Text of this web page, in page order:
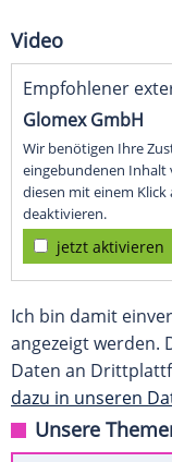
Video
Empfohlener
Glomex GmbH
Wir benötigen Ihre
eingebundenen Inhalt
diesen mit einem Klick
deaktivieren.
jetzt aktivieren
Ich bin damit
angezeigt werden.
Daten an
dazu in unseren
Unsere